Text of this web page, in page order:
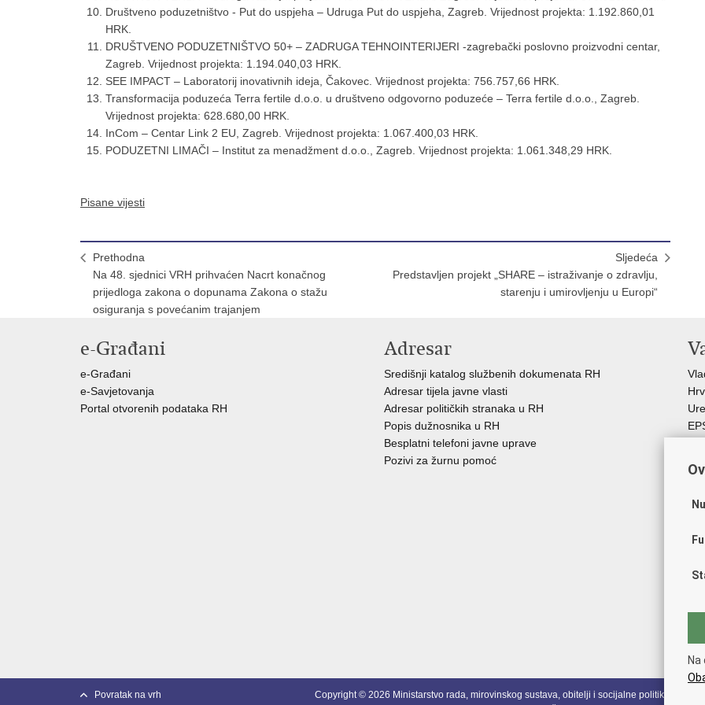
Društveno poduzetništvo - Put do uspjeha – Udruga Put do uspjeha, Zagreb. Vrijednost projekta: 1.192.860,01
HRK.
DRUŠTVENO PODUZETNIŠTVO 50+ – ZADRUGA TEHNOINTERIJERI -zagrebački poslovno proizvodni centar,
Zagreb. Vrijednost projekta: 1.194.040,03 HRK.
SEE IMPACT – Laboratorij inovativnih ideja, Čakovec. Vrijednost projekta: 756.757,66 HRK.
Transformacija poduzeća Terra fertile d.o.o. u društveno odgovorno poduzeće – Terra fertile d.o.o., Zagreb.
Vrijednost projekta: 628.680,00 HRK.
InCom – Centar Link 2 EU, Zagreb. Vrijednost projekta: 1.067.400,03 HRK.
PODUZETNI LIMAČI – Institut za menadžment d.o.o., Zagreb. Vrijednost projekta: 1.061.348,29 HRK.
Pisane vijesti
Prethodna
Na 48. sjednici VRH prihvaćen Nacrt konačnog
prijedloga zakona o dopunama Zakona o stažu
osiguranja s povećanim trajanjem
Sljedeća
Predstavljen projekt „SHARE – istraživanje o zdravlju,
starenju i umirovljenju u Europi“
e-Građani
e-Građani
e-Savjetovanja
Portal otvorenih podataka RH
Adresar
Središnji katalog službenih dokumenata RH
Adresar tijela javne vlasti
Adresar političkih stranaka u RH
Popis dužnosnika u RH
Besplatni telefoni javne uprave
Pozivi za žurnu pomoć
Povratak na vrh Copyright © 2026 Ministarstvo rada, mirovinskog sustava, obitelji i socijalne politike